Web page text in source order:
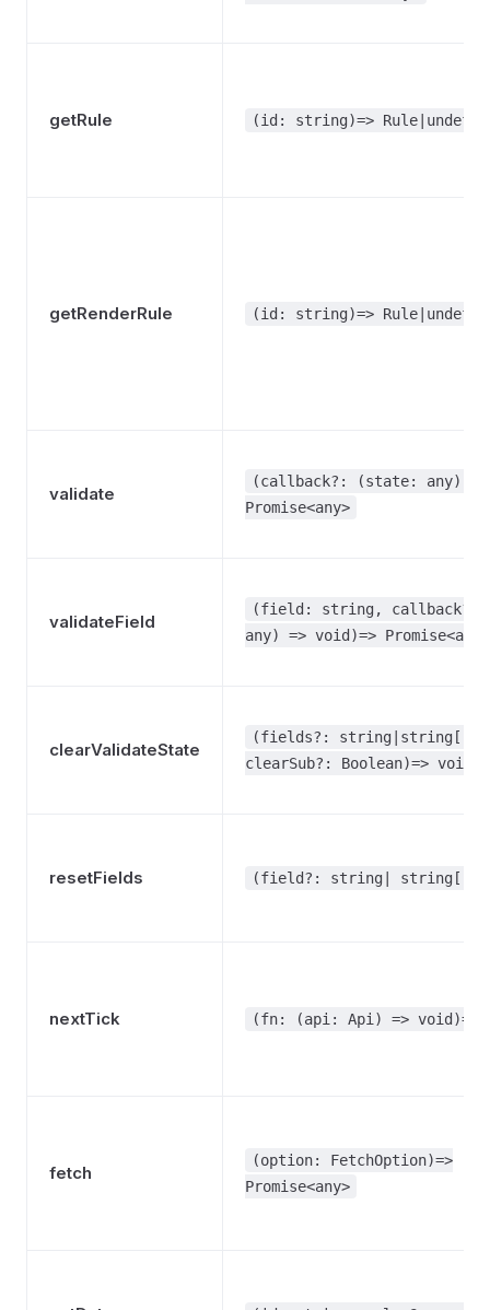
getRule (id: string)=>
getRenderRule (id: string)=>
validate
(callback?: (state: any) =>
Promise<any>
validateField
(field: string, callback?:
any) => void)=> Promise<any>
clearValidateState
(fields?: string|string[],
clearSub?: Boolean)=> void
resetFields (field?: string|
nextTick (fn: (api: Api) => void)=>
fetch
(option: FetchOption)=>
Promise<any>